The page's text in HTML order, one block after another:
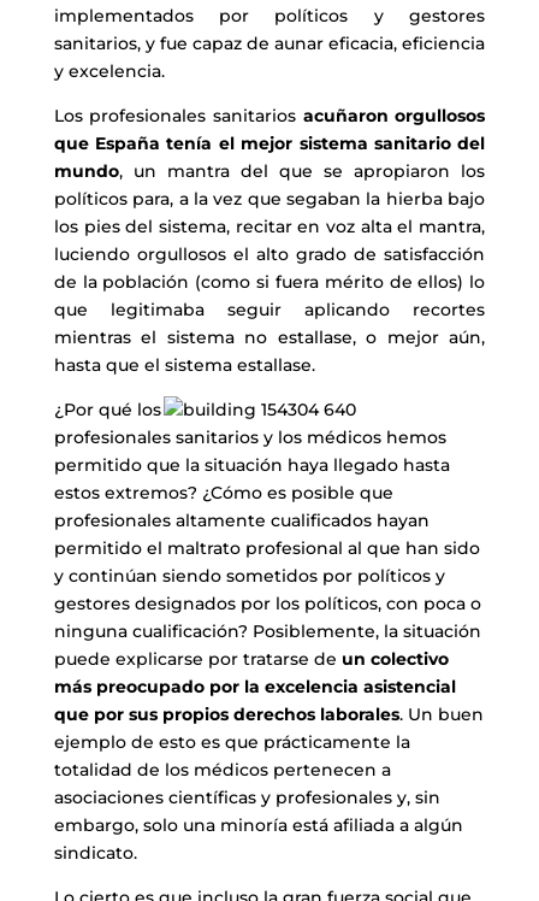
implementados por políticos y gestores
sanitarios, y fue capaz de aunar eficacia, eficiencia
y excelencia.
Los profesionales sanitarios acuñaron orgullosos
que España tenía el mejor sistema sanitario del
mundo, un mantra del que se apropiaron los
políticos para, a la vez que segaban la hierba bajo
los pies del sistema, recitar en voz alta el mantra,
luciendo orgullosos el alto grado de satisfacción
de la población (como si fuera mérito de ellos) lo
que legitimaba seguir aplicando recortes
mientras el sistema no estallase, o mejor aún,
hasta que el sistema estallase.
¿Por qué los
profesionales sanitarios y los médicos hemos
permitido que la situación haya llegado hasta
estos extremos? ¿Cómo es posible que
profesionales altamente cualificados hayan
permitido el maltrato profesional al que han sido
y continúan siendo sometidos por políticos y
gestores designados por los políticos, con poca o
ninguna cualificación? Posiblemente, la situación
puede explicarse por tratarse de un colectivo
más preocupado por la excelencia asistencial
que por sus propios derechos laborales. Un buen
ejemplo de esto es que prácticamente la
totalidad de los médicos pertenecen a
asociaciones científicas y profesionales y, sin
embargo, solo una minoría está afiliada a algún
sindicato.